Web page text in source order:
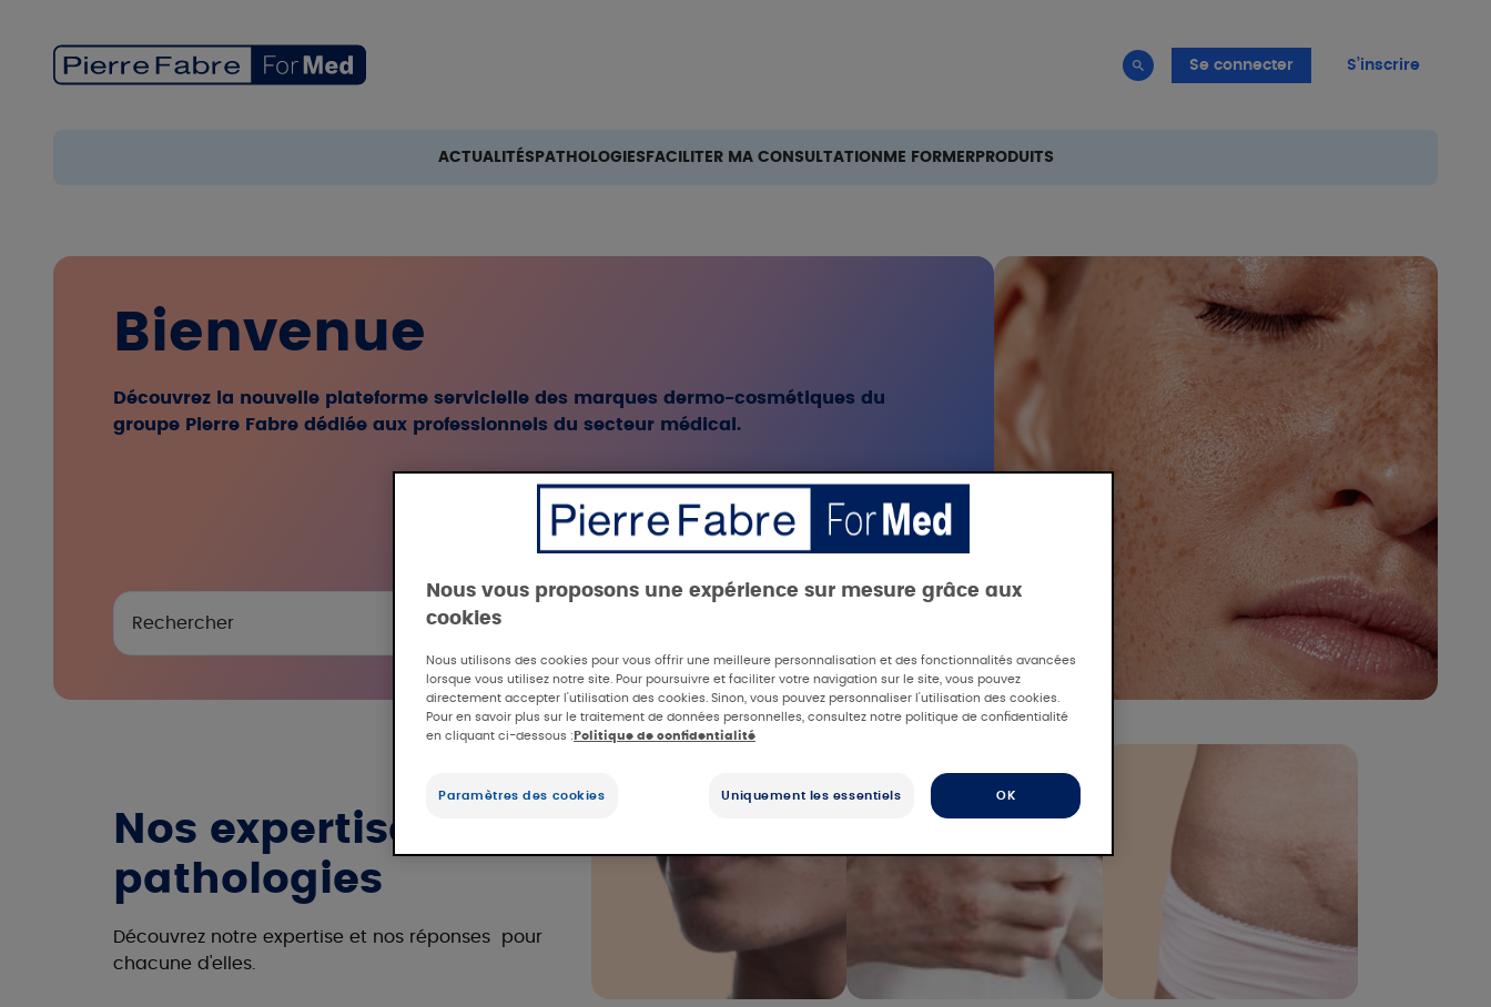
Se connecter S’inscrire
ACTUALITÉS PATHOLOGIES FACILITER MA CONSULTATION ME FORMERPRODUITS
Bienvenue
Découvrez la nouvelle plateforme servicielle des marques dermo-cosmétiques du
groupe Pierre Fabre dédiée aux professionnels du secteur médical.
Nos expertises et
pathologies
Découvrez notre expertise et nos réponses pour
chacune d'elles.
Nous vous proposons une expérience sur mesure grâce aux
cookies
Nous utilisons des cookies pour vous offrir une meilleure personnalisation et des fonctionnalités avancées
lorsque vous utilisez notre site. Pour poursuivre et faciliter votre navigation sur le site, vous pouvez
directement accepter l'utilisation des cookies. Sinon, vous pouvez personnaliser l'utilisation des cookies.
Pour en savoir plus sur le traitement de données personnelles, consultez notre politique de confidentialité
en cliquant ci-dessous : Politique de confidentialité
Paramètres des cookies Uniquement les essentiels OK